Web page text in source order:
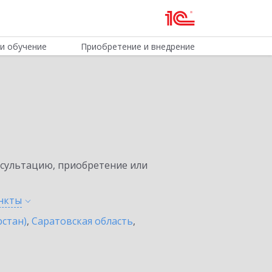
обучение Приобретение и внедрение
приобретение или
, Саратовская область,